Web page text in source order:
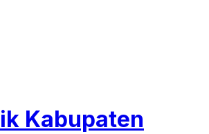
Kabupaten